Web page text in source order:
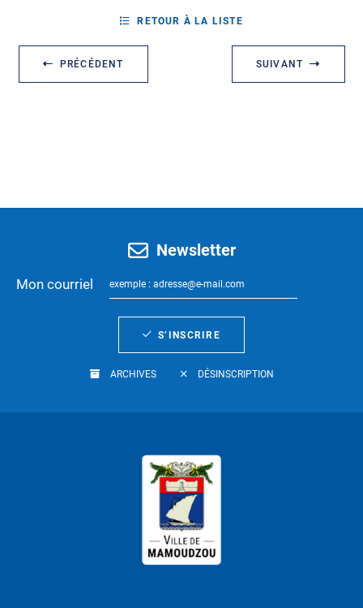
PRÉCÉDENT
RETOUR À LA LISTE
SUIVANT
Newsletter
Mon courriel
S’INSCRIRE
ARCHIVES DÉSINSCRIPTION